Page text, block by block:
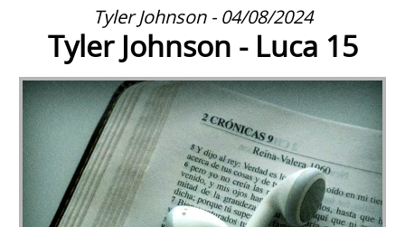
Tyler Johnson - 04/08/2024
Tyler Johnson - Luca 15